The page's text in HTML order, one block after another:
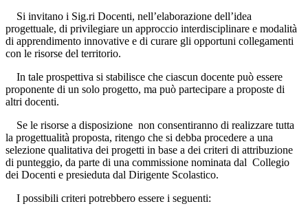
Si invitano i Sig.ri Docenti, nell’elaborazione dell’idea
progettuale, di privilegiare un approccio interdisciplinare e modalità
di apprendimento innovative e di curare gli opportuni collegamenti
con le risorse del territorio.
In tale prospettiva si stabilisce che ciascun docente può essere
proponente di un solo progetto, ma può partecipare a proposte di
altri docenti.
Se le risorse a disposizione non consentiranno di realizzare tutta
la progettualità proposta, ritengo che si debba procedere a una
selezione qualitativa dei progetti in base a dei criteri di attribuzione
di punteggio, da parte di una commissione nominata dal Collegio
dei Docenti e presieduta dal Dirigente Scolastico.
I possibili criteri potrebbero essere i seguenti: